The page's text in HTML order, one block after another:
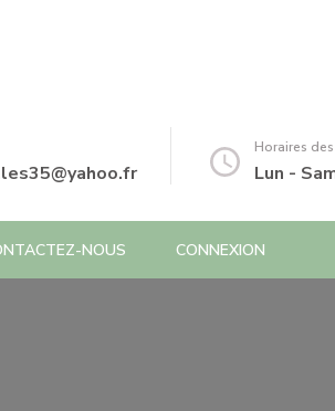
Horaires
Lun -
NOUS CONNEXION